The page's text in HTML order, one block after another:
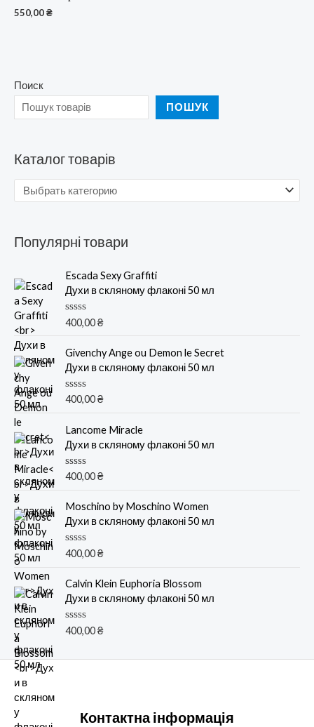
Поиск
ПОШУК
Каталог товарів
Популярні товари
Escada Sexy Graffiti
Духи в скляному флаконі 50 мл
О
н
а
0
и
з
400,00₴
Givenchy Ange ou Demon le Secret
Духи в скляному флаконі 50 мл
О
н
а
0
и
з
400,00₴
Lancome Miracle
Духи в скляному флаконі 50 мл
О
н
к
а
0
и
з
400,00₴
Moschino by Moschino Women
Духи в скляному флаконі 50 мл
О
н
а
0
и
з
400,00₴
Calvin Klein Euphoria Blossom
Духи в скляному флаконі 50 мл
О
н
400,00₴
550,00₴
Контактна інформація